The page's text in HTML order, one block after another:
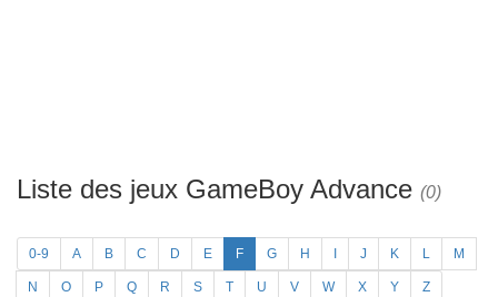
Liste des jeux GameBoy Advance (0)
0-9 A B C D E F G H J K L M
N O P Q R S T U V W X Y Z